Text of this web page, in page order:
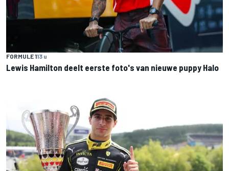
FORMULE 113 u
Lewis Hamilton deelt eerste foto's van nieuwe puppy Halo